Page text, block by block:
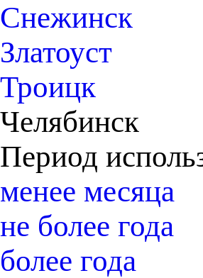
Снежинск
Златоуст
Троицк
Челябинск
Период
менее месяца
не более года
более года